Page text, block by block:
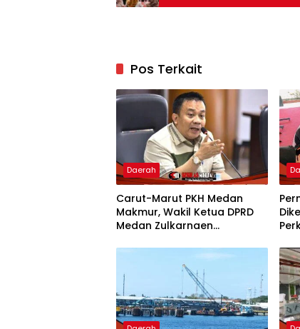
Pos Terkait
Daerah
Carut-Marut PKH Medan
Makmur, Wakil Ketua DPRD
Medan Zulkarnaen
Pemko Salurkan Bansos